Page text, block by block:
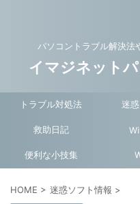
パソコントラブル解決法
イマジネット
トラブル対処法 迷
救助日記
便利な小技集
HOME > 迷惑ソフト情報 >